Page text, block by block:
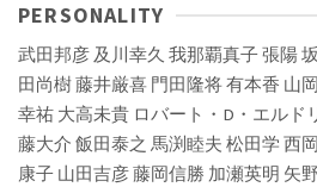
PERSONALITY
武田邦彦 及川幸久 我那覇真子張陽
田尚樹藤井厳喜 門田隆将有本香 山
幸祐 大高未貴 ロバート・D・エルド
藤大介 飯田泰之 馬渕睦夫 松田学 西
康子 山田吉彦藤岡信勝 加瀬英明 矢